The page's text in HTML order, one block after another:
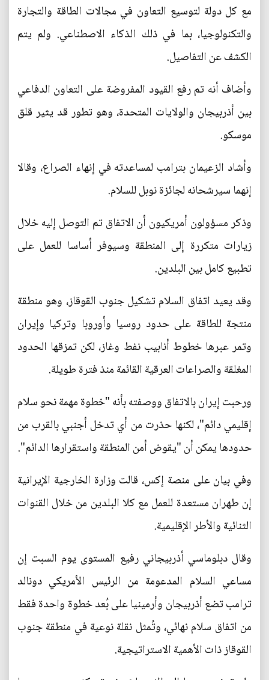
مع كل دولة لتوسيع التعاون في مجالات الطاقة والتجارة
والتكنولوجيا، بما في ذلك الذكاء الاصطناعي. ولم يتم
الكشف عن التفاصيل.
وأضاف أنه تم رفع القيود المفروضة على التعاون الدفاعي
بين أذربيجان والولايات المتحدة، وهو تطور قد يثير قلق
موسكو.
وأشاد الزعيمان بترامب لمساعدته في إنهاء الصراع، وقالا
إنهما سيرشحانه لجائزة نوبل للسلام.
وذكر مسؤولون أمريكيون أن الاتفاق تم التوصل إليه خلال
زيارات متكررة إلى المنطقة وسيوفر أساسا للعمل على
تطبيع كامل بين البلدين.
وقد يعيد اتفاق السلام تشكيل جنوب القوقاز، وهو منطقة
منتجة للطاقة على حدود روسيا وأوروبا وتركيا وإيران
وتمر عبرها خطوط أنابيب نفط وغاز، لكن تمزقها الحدود
المغلقة والصراعات العرقية القائمة منذ فترة طويلة.
ورحبت إيران بالاتفاق ووصفته بأنه "خطوة مهمة نحو سلام
إقليمي دائم"، لكنها حذرت من أي تدخل أجنبي بالقرب من
حدودها يمكن أن "يقوض أمن المنطقة واستقرارها الدائم".
وفي بيان على منصة إكس، قالت وزارة الخارجية الإيرانية
إن طهران مستعدة للعمل مع كلا البلدين من خلال القنوات
الثنائية والأطر الإقليمية.
وقال دبلوماسي أذربيجاني رفيع المستوى يوم السبت إن
مساعي السلام المدعومة من الرئيس الأمريكي دونالد
ترامب تضع أذربيجان وأرمينيا على بُعد خطوة واحدة فقط
من اتفاق سلام نهائي، وتُمثل نقلة نوعية في منطقة جنوب
القوقاز ذات الأهمية الاستراتيجية.